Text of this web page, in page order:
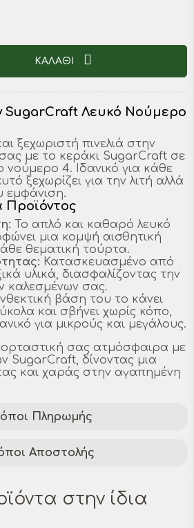
ΚΑΛΑΘΙ
SugarCraft Λευκό Νούμερο
ξεχωριστή πινελιά στην
με το κεράκι SugarCraft σε
4. Ιδανικό για κάθε
ξεχωρίζει για την λιτή αλλά
εμφάνιση.
Προϊόντος
Το απλό και καθαρό λευκό
μια κομψή αισθητική
θεματική τούρτα.
Κατασκευασμένο από
υλικά, διασφαλίζοντας την
καλεσμένων σας.
βάση του το κάνει
και σβήνει χωρίς κόπο,
για μικρούς και μεγάλους.
σας ατμόσφαιρα με
SugarCraft, δίνοντας μια
και χαράς στην αγαπημένη
Πληρωμής
Αποστολής
στην ίδια